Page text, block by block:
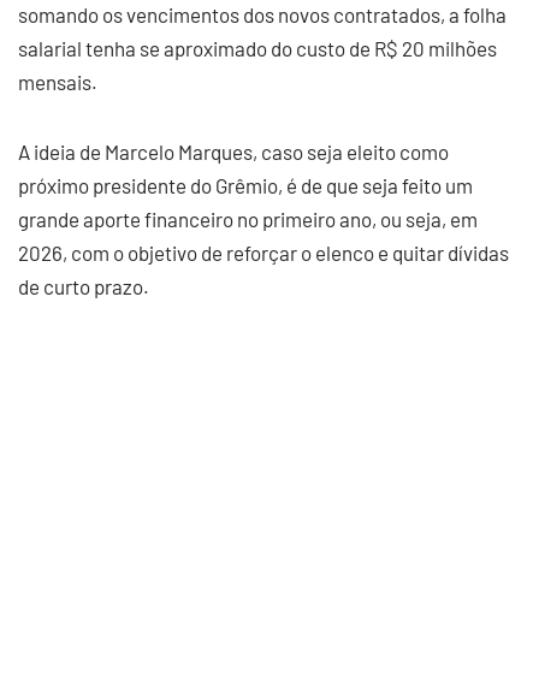
somando os vencimentos dos novos contratados, a folha
salarial tenha se aproximado do custo de R$ 20 milhões
mensais.
A ideia de Marcelo Marques, caso seja eleito como
próximo presidente do Grêmio, é de que seja feito um
grande aporte financeiro no primeiro ano, ou seja, em
2026, com o objetivo de reforçar o elenco e quitar dívidas
de curto prazo.